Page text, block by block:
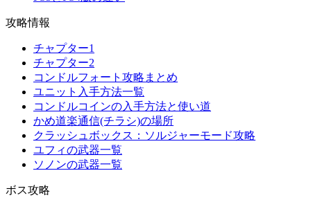
攻略情報
チャプター1
チャプター2
コンドルフォート攻略まとめ
ユニット入手方法一覧
コンドルコインの入手方法と使い道
かめ道楽通信(チラシ)の場所
クラッシュボックス：ソルジャーモード攻略
ユフィの武器一覧
ソノンの武器一覧
ボス攻略